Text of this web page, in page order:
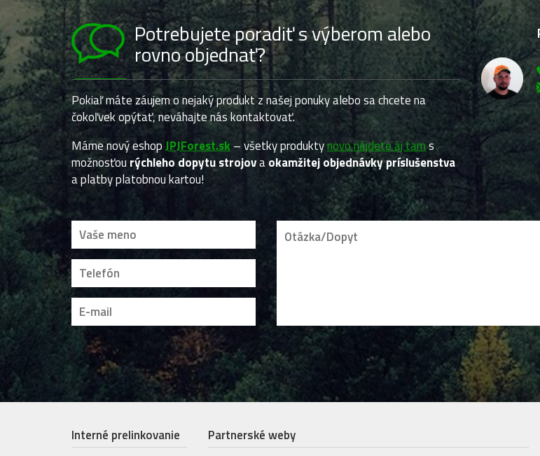
Potrebujete poradiť s výberom alebo
rovno objednať?
Pokiaľ máte záujem o nejaký produkt z našej ponuky alebo sa chcete na
čokoľvek opýtať, neváhajte nás kontaktovať.
Máme nový eshopJPJForest.sk– všetky produktynovo nájdete áj tams
možnosťourýchleho dopytu strojovaokamžitej objednávky príslušenstva
a platby platobnou kartou!
Interné prelinkovanie Partnerské weby